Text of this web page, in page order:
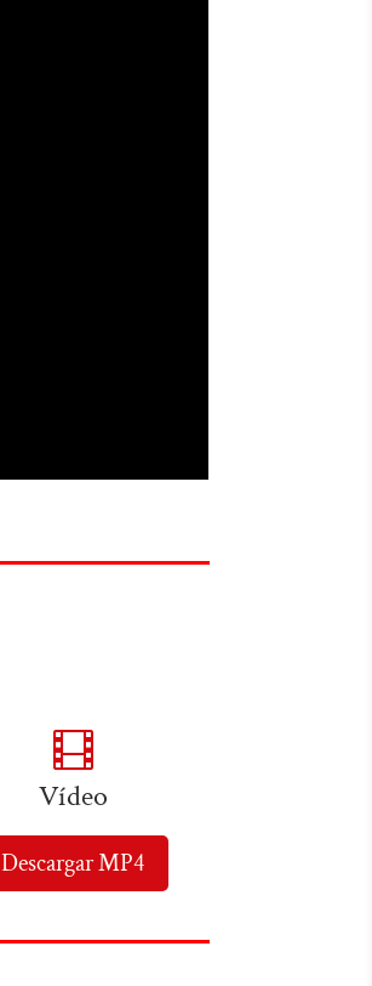

Vídeo
Descargar MP4